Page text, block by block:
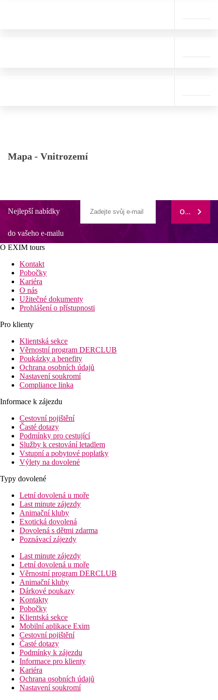
Mapa - Vnitrozemí
Nejlepší nabídky
do vašeho e-mailu
ODEBÍRAT
O EXIM tours
Kontakt
Pobočky
Kariéra
O nás
Užitečné dokumenty
Prohlášení o přístupnosti
Pro klienty
Klientská sekce
Věrnostní program DERCLUB
Poukázky a benefity
Ochrana osobních údajů
Nastavení soukromí
Compliance linka
Informace k zájezdu
Cestovní pojištění
Časté dotazy
Podmínky pro cestující
Služby k cestování letadlem
Vstupní a pobytové poplatky
Výlety na dovolené
Typy dovolené
Letní dovolená u moře
Last minute zájezdy
Animační kluby
Exotická dovolená
Dovolená s dětmi zdarma
Poznávací zájezdy
Last minute zájezdy
Letní dovolená u moře
Věrnostní program DERCLUB
Animační kluby
Dárkové poukazy
Kontakty
Pobočky
Klientská sekce
Mobilní aplikace Exim
Cestovní pojištění
Časté dotazy
Podmínky k zájezdu
Informace pro klienty
Kariéra
Ochrana osobních údajů
Nastavení soukromí